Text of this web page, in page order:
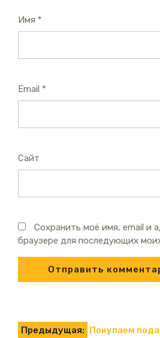
Имя *
Email *
Сайт
Сохранить моё имя, email и
браузере для последующих
Предыдущая: Покупаем